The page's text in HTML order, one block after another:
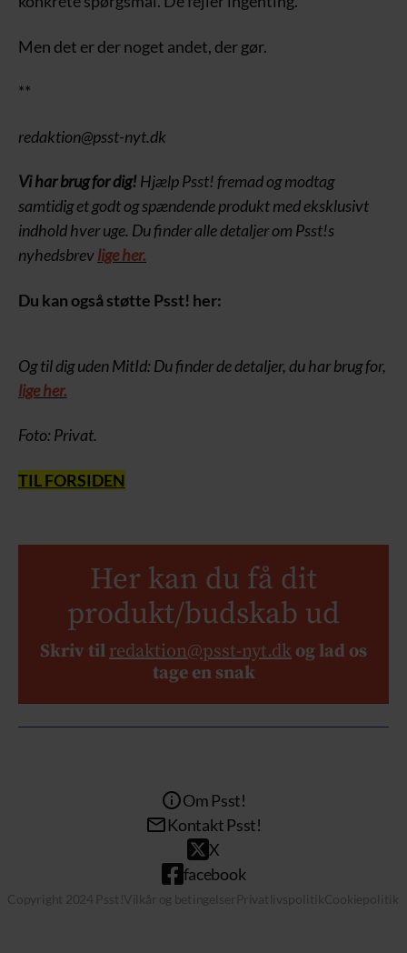
Men det er der noget andet, der gør.
**
redaktion@psst-nyt.dk
Vi har brug for dig! Hjælp Psst! fremad og modtag
samtidig et godt og spændende produkt med eksklusivt
indhold hver uge. Du finder alle detaljer om Psst!s
nyhedsbrevlige her.
Du kan også støtte Psst! her:
Og til dig uden MitId: Du finder de detaljer, du har brug for,
lige her.
Foto: Privat.
TIL FORSIDEN
Her kan du få dit
produkt/budskab ud
Skriv til redaktion@psst-nyt.dk og lad os
tage en snak
Om Psst!
Kontakt Psst!
X
facebook
Copyright 2024 Psst!Vilkår og betingelser Privatlivspolitik Cookiepolitik